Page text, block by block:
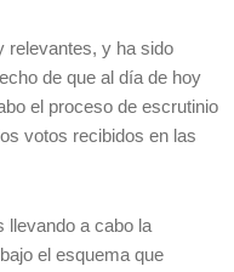
relevantes, y ha sido
de que al día de hoy
el proceso de escrutinio
votos recibidos en las
llevando a cabo la
el esquema que